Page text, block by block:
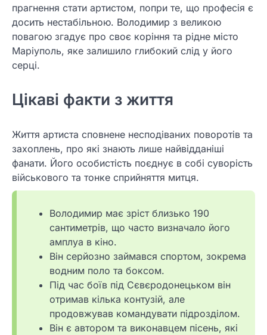
прагнення стати артистом, попри те, що професія є
досить нестабільною. Володимир з великою
повагою згадує про своє коріння та рідне місто
Маріуполь, яке залишило глибокий слід у його
серці.
Цікаві факти з життя
Життя артиста сповнене несподіваних поворотів та
захоплень, про які знають лише найвідданіші
фанати. Його особистість поєднує в собі суворість
військового та тонке сприйняття митця.
Володимир має зріст близько 190
сантиметрів, що часто визначало його
амплуа в кіно.
Він серйозно займався спортом, зокрема
водним поло та боксом.
Під час боїв під Сєвєродонецьком він
отримав кілька контузій, але
продовжував командувати підрозділом.
Він є автором та виконавцем пісень, які